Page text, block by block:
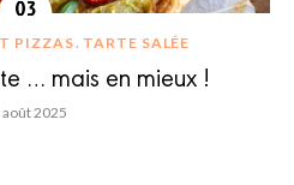
PIZZAS TARTE SALÉE
… mais en mieux !
août 2025